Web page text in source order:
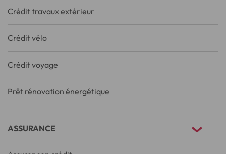
Crédit travaux extérieur
Crédit vélo
Crédit voyage
Prêt rénovation énergétique
ASSURANCE